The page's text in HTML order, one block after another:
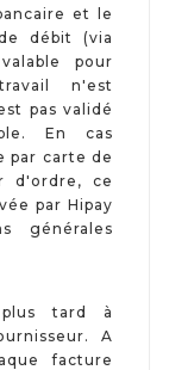
et le
débit (via
pour
n'est
pas validé
En cas
par carte de
d'ordre, ce
par Hipay
générales
tard à
A
facture